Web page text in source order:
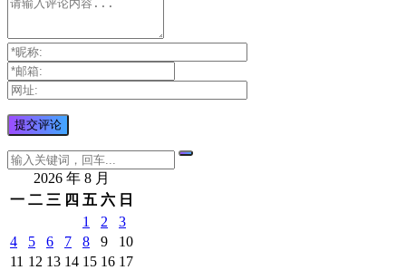
2026 年 8 月
一 二 三 四 五 六 日
1
2
3
4
5 6 7 8 9
10
11 12 13 14 15 16 17